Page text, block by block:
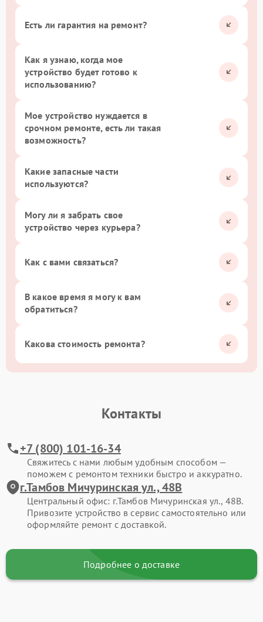
Есть ли гарантия на ремонт?
Как я узнаю, когда мое
устройство будет готово к
использованию?
Мое устройство нуждается в
срочном ремонте, есть ли такая
возможность?
Какие запасные части
используются?
Могу ли я забрать свое
устройство через курьера?
Как с вами связаться?
В какое время я могу к вам
обратиться?
Какова стоимость ремонта?
Контакты
+7 (800) 101-16-34
Свяжитесь с нами любым удобным способом —
поможем с ремонтом техники быстро и аккуратно.
г.Тамбов Мичуринская ул., 48В
Центральный офис: г.Тамбов Мичуринская ул., 48В.
Привозите устройство в сервис самостоятельно или
оформляйте ремонт с доставкой.
Подробнее о доставке